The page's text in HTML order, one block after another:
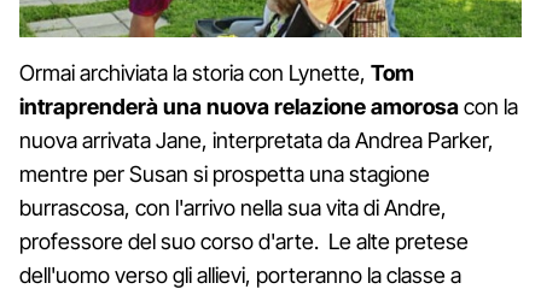
Ormai archiviata la storia con Lynette, Tom
intraprenderà una nuova relazione amorosacon la
nuova arrivata Jane, interpretata da Andrea Parker,
mentre per Susan si prospetta una stagione
burrascosa, con l'arrivo nella sua vita di Andre,
professore del suo corso d'arte. Le alte pretese
dell'uomo verso gli allievi, porteranno la classe a